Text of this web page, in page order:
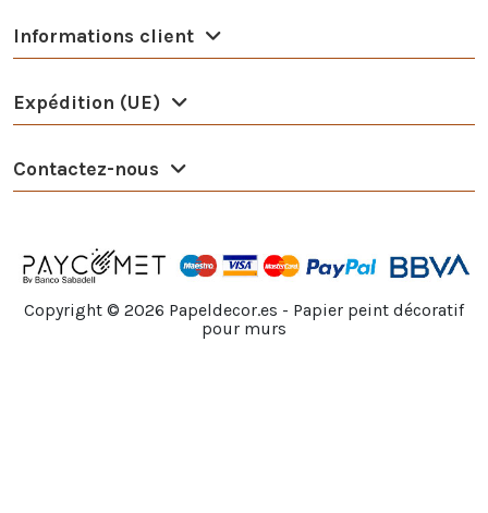
Informations client
Expédition (UE)
Contactez-nous
Copyright © 2026 Papeldecor.es - Papier peint décoratif
pour murs